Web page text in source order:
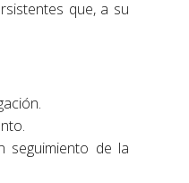
que, a su
seguimiento de la